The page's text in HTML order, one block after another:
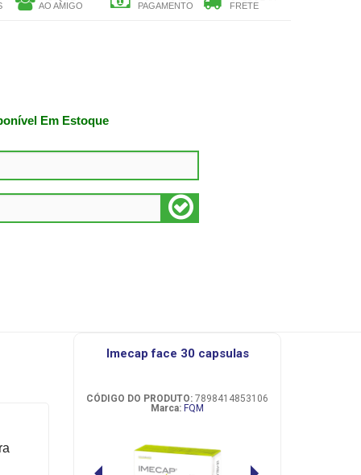
AO AMIGO
PAGAMENTO
FRETE
Em Estoque
imecap face 30 capsulas
CÓDIGO DO PRODUTO: 7898414853106
Marca: FQM